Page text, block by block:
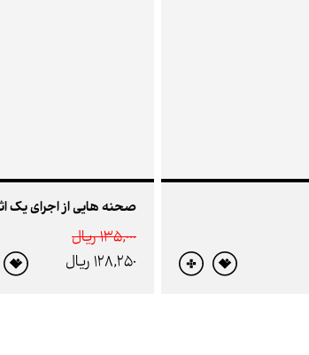
صحنه هایی از اجرای یک
135,000 ريال
128,250 ريال